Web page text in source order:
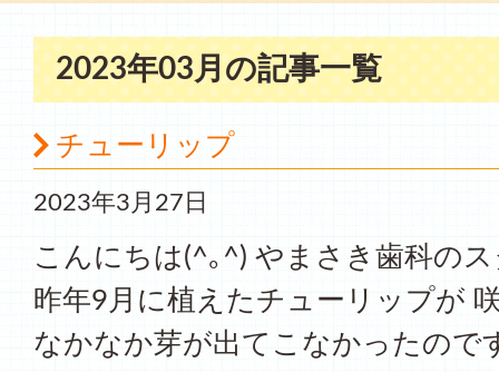
2023年03月の記事一覧
チューリップ
2023年3月27日
こんにちは(^｡^) やまさき歯科の
昨年9月に植えたチューリップが
なかなか芽が出てこなかったので